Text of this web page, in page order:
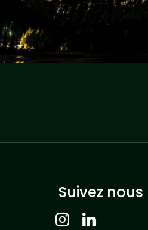
Suivez nous
instagramlinkedin